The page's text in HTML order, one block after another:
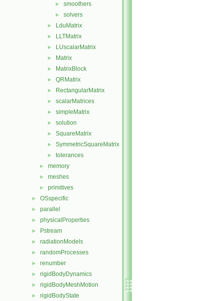
► smoothers
► solvers
► LduMatrix
► LLTMatrix
► LUscalarMatrix
► Matrix
► MatrixBlock
► QRMatrix
► RectangularMatrix
► scalarMatrices
► simpleMatrix
► solution
► SquareMatrix
► SymmetricSquareMatrix
► tolerances
► memory
► meshes
► primitives
► OSspecific
► parallel
► physicalProperties
► Pstream
► radiationModels
► randomProcesses
► renumber
► rigidBodyDynamics
► rigidBodyMeshMotion
► rigidBodyState